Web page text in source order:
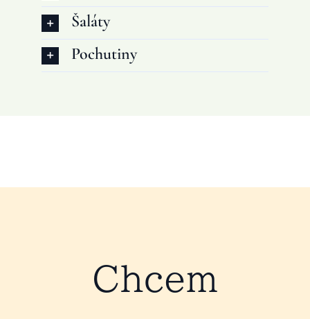
Šaláty
Pochutiny
Chcem